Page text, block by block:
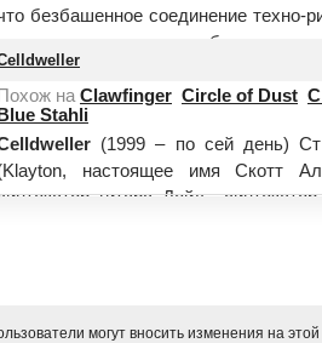
безбашенное соединение техно-
гитар и молниеносные обрывки
Похож на Clawfinger Circle of Dust
Blue Stahli
(1999 – по сей день)
настоящее имя Скотт
гитара. Дейл –
могут вносить изменения на